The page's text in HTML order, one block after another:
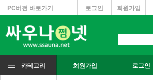
PC버전 바로가기 회원가입
로그인
카테고리 회원가입 로그인